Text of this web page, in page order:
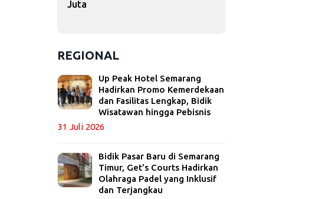
Juta
REGIONAL
Up Peak Hotel Semarang
Hadirkan Promo Kemerdekaan
dan Fasilitas Lengkap, Bidik
Wisatawan hingga Pebisnis
31 Juli 2026
Bidik Pasar Baru di Semarang
Timur, Get’s Courts Hadirkan
Olahraga Padel yang Inklusif
dan Terjangkau